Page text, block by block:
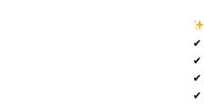
✔
✔
✔
✔